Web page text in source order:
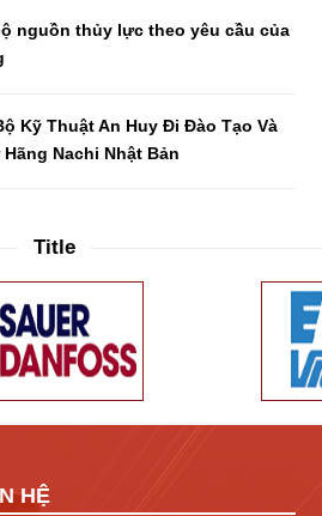
nguồn thủy lực theo yêu cầu của
Kỹ Thuật An Huy Đi Đào Tạo Và
Nachi Nhật Bản
Title
HỆ